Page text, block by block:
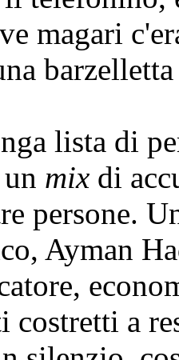
magari
lista di
mix di
persone.
Ayman
costretti a